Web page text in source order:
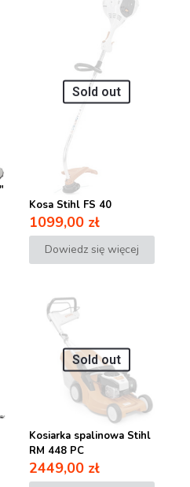
Sold out
Kosa Stihl FS 40
1099,00 zł
Dowiedz się więcej
Sold out
Kosiarka spalinowa Stihl
RM 448 PC
2449,00 zł